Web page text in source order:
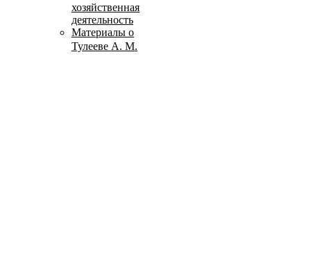
хозяйственная
деятельность
Материалы о
Тулееве А. М.